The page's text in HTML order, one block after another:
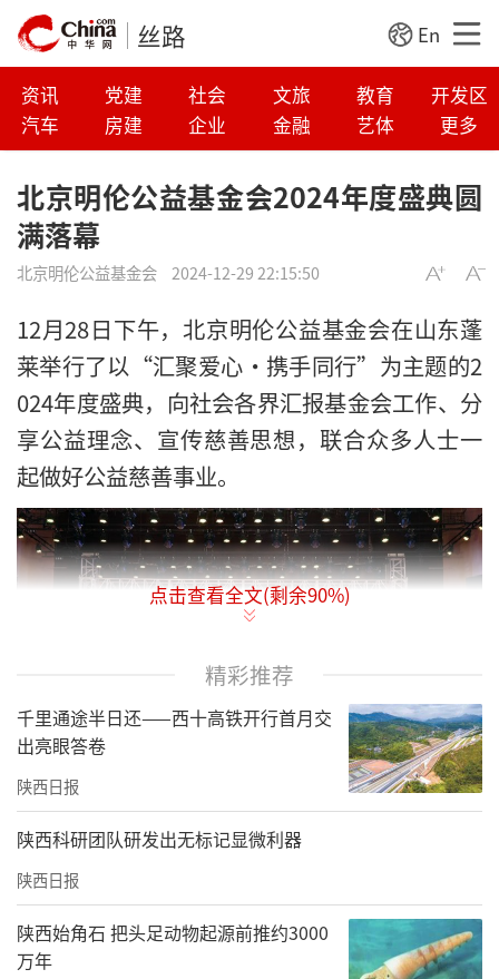
丝路 En
资讯 党建 社会 文旅 教育
开发区
汽车
房建 企业 金融 艺体 更多
北京明伦公益基金会2024年度盛典圆
满落幕
北京明伦公益基金会 2024-12-29 22:15:50
12月28日下午，北京明伦公益基金会在山东蓬
莱举行了以“汇聚爱心·携手同行”为主题的2
024年度盛典，向社会各界汇报基金会工作、分
享公益理念、宣传慈善思想，联合众多人士一
起做好公益慈善事业。
民进中央副秘书长、社会服务部部长刘文胜，
山东省政协副秘书长，民进山东省委会专职副
主委席林，民进山东省委会参政议政部（社会
服务部）部长李世来，烟台市政协副主席，民
点击查看全文(剩余90%)
精彩推荐
千里通途半日还——西十高铁开行首月交
出亮眼答卷
陕西日报
陕西科研团队研发出无标记显微利器
陕西日报
陕西始角石 把头足动物起源前推约3000
万年